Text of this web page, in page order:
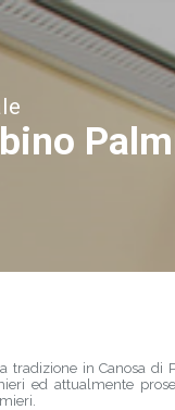
tradizione in Canosa di
ed attualmente